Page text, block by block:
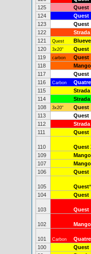
125
Quest
124
Quest
123
Quest
122
Strada
121
Quest
120
3x20" Quest
119
carbon Quest
118
Mango
117
Quest
116
Carbon
115
Strada
114
Strada
108
3x20" Quest
113
Quest
112
Strada
111
Quest
110 Quest
109
Mango
107
Mango
106
Quest
105 Quest*
104
Quest
103 Quest
102 Mango
101 Carbon
100
Quest